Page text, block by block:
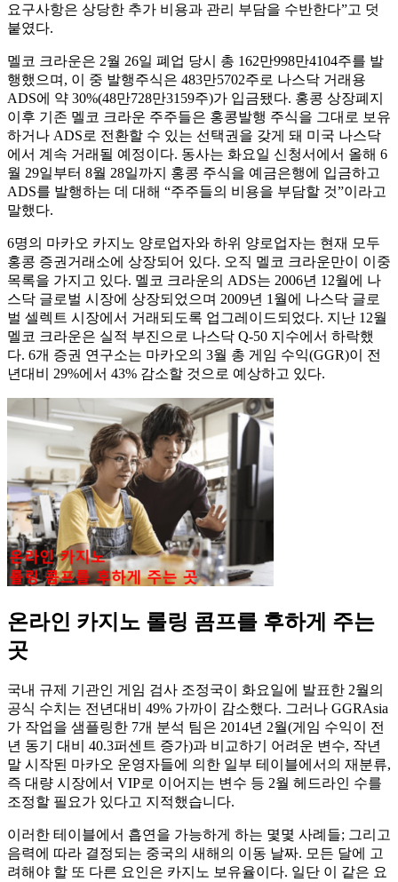
요구사항은 상당한 추가 비용과 관리 부담을 수반한다”고 덧
붙였다.
멜코 크라운은 2월 26일 폐업 당시 총 162만998만4104주를 발
행했으며, 이 중 발행주식은 483만5702주로 나스닥 거래용
ADS에 약 30%(48만728만3159주)가 입금됐다. 홍콩 상장폐지
이후 기존 멜코 크라운 주주들은 홍콩발행 주식을 그대로 보유
하거나 ADS로 전환할 수 있는 선택권을 갖게 돼 미국 나스닥
에서 계속 거래될 예정이다. 동사는 화요일 신청서에서 올해 6
월 29일부터 8월 28일까지 홍콩 주식을 예금은행에 입금하고
ADS를 발행하는 데 대해 “주주들의 비용을 부담할 것”이라고
말했다.
6명의 마카오 카지노 양로업자와 하위 양로업자는 현재 모두
홍콩 증권거래소에 상장되어 있다. 오직 멜코 크라운만이 이중
목록을 가지고 있다. 멜코 크라운의 ADS는 2006년 12월에 나
스닥 글로벌 시장에 상장되었으며 2009년 1월에 나스닥 글로
벌 셀렉트 시장에서 거래되도록 업그레이드되었다. 지난 12월
멜코 크라운은 실적 부진으로 나스닥 Q-50 지수에서 하락했
다. 6개 증권 연구소는 마카오의 3월 총 게임 수익(GGR)이 전
년대비 29%에서 43% 감소할 것으로 예상하고 있다.
온라인 카지노 롤링 콤프를 후하게 주는
곳
국내 규제 기관인 게임 검사 조정국이 화요일에 발표한 2월의
공식 수치는 전년대비 49% 가까이 감소했다. 그러나 GGRAsia
가 작업을 샘플링한 7개 분석 팀은 2014년 2월(게임 수익이 전
년 동기 대비 40.3퍼센트 증가)과 비교하기 어려운 변수, 작년
말 시작된 마카오 운영자들에 의한 일부 테이블에서의 재분류,
즉 대량 시장에서 VIP로 이어지는 변수 등 2월 헤드라인 수를
조정할 필요가 있다고 지적했습니다.
이러한 테이블에서 흡연을 가능하게 하는 몇몇 사례들; 그리고
음력에 따라 결정되는 중국의 새해의 이동 날짜. 모든 달에 고
려해야 할 또 다른 요인은 카지노 보유율이다. 일단 이 같은 요